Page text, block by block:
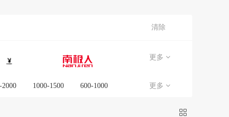
清除
更多
2000 1000-1500 600-1000 更多